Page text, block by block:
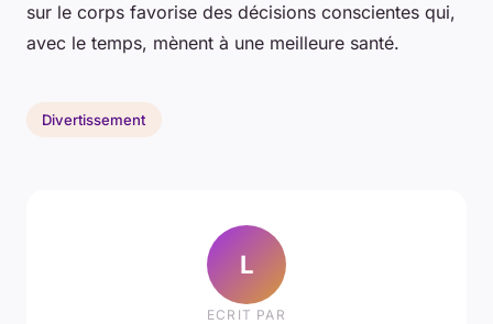
sur le corps favorise des décisions conscientes qui,
avec le temps, mènent à une meilleure santé.
Divertissement
L
ECRIT PAR